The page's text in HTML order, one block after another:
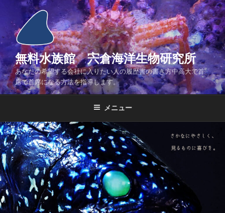
ン
ツ
へ
ス
キ
無料水族館 宍倉海洋生物研究所
あなたの希望する会社に入りたい人の履歴書の書き方中高大で首
席で首席になる方法を指導します。
メニュー